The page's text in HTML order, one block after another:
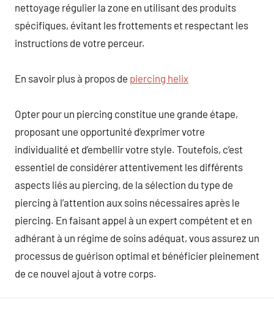
nettoyage régulier la zone en utilisant des produits
spécifiques, évitant les frottements et respectant les
instructions de votre perceur.
En savoir plus à propos de piercing helix
Opter pour un piercing constitue une grande étape,
proposant une opportunité d’exprimer votre
individualité et d’embellir votre style. Toutefois, c’est
essentiel de considérer attentivement les différents
aspects liés au piercing, de la sélection du type de
piercing à l’attention aux soins nécessaires après le
piercing. En faisant appel à un expert compétent et en
adhérant à un régime de soins adéquat, vous assurez un
processus de guérison optimal et bénéficier pleinement
de ce nouvel ajout à votre corps.